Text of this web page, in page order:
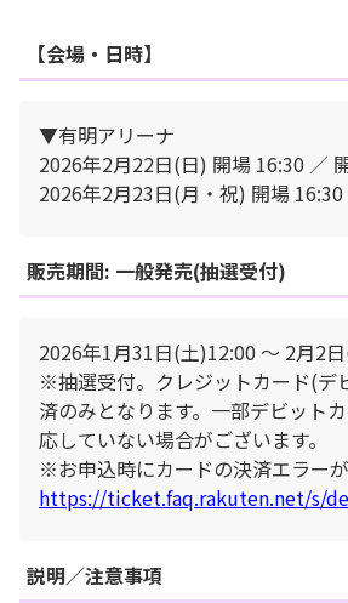
【会場・日時】
▼有明アリーナ
2026年2⽉22⽇(日) 開場 16:30 ／
2026年2⽉23⽇(月・祝) 開場
販売期間: 一般発売(抽選受付)
2026年1月31日(土)12:00 ～ 2月2
※抽選受付。クレジットカード(デ
済のみとなります。一部デビット
応していない場合がございます。
※お申込時にカードの決済エラー
https://ticket.faq.rakuten.net/s/
説明／注意事項